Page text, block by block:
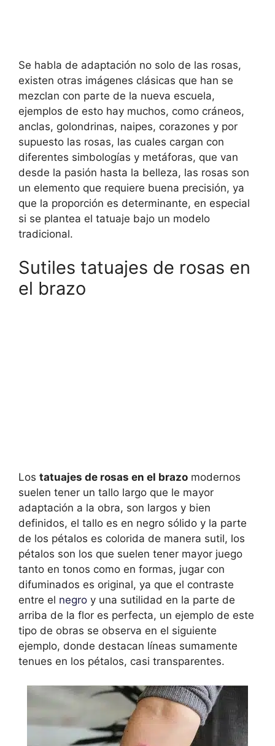
Se habla de adaptación no solo de las rosas,
existen otras imágenes clásicas que han se
mezclan con parte de la nueva escuela,
ejemplos de esto hay muchos, como cráneos,
anclas, golondrinas, naipes, corazones y por
supuesto las rosas, las cuales cargan con
diferentes simbologías y metáforas, que van
desde la pasión hasta la belleza, las rosas son
un elemento que requiere buena precisión, ya
que la proporción es determinante, en especial
si se plantea el tatuaje bajo un modelo
tradicional.
Sutiles tatuajes de rosas en
el brazo
Los tatuajes de rosas en el brazo modernos
suelen tener un tallo largo que le mayor
adaptación a la obra, son largos y bien
definidos, el tallo es en negro sólido y la parte
de los pétalos es colorida de manera sutil, los
pétalos son los que suelen tener mayor juego
tanto en tonos como en formas, jugar con
difuminados es original, ya que el contraste
entre el negro y una sutilidad en la parte de
arriba de la flor es perfecta, un ejemplo de este
tipo de obras se observa en el siguiente
ejemplo, donde destacan líneas sumamente
tenues en los pétalos, casi transparentes.